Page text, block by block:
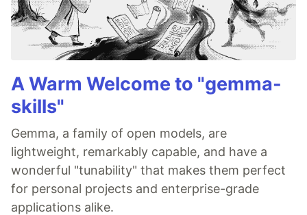
A Warm Welcome to "gemma-
skills"
Gemma, a family of open models, are
lightweight, remarkably capable, and have a
wonderful "tunability" that makes them perfect
for personal projects and enterprise-grade
applications alike.